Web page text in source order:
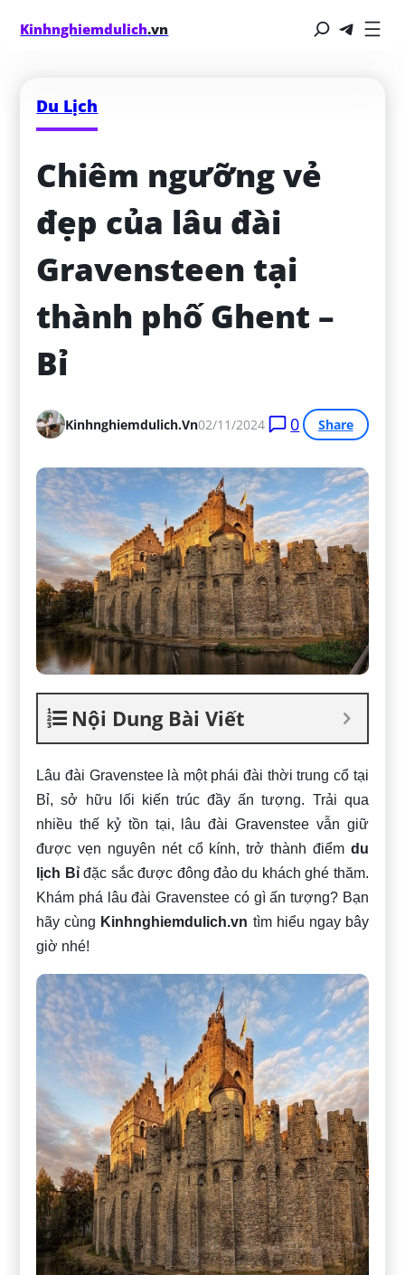
Kinhnghiemdulich.vn
Du Lịch
Chiêm ngưỡng vẻ
đẹp của lâu đài
Gravensteen tại
thành phố Ghent –
Bỉ
Kinhnghiemdulich.vn02/11/2024 0 Share
Nội Dung Bài Viết
Lâu đài Gravenstee là một phái đài thời trung cổ tại
Bỉ, sở hữu lối kiến trúc đầy ấn tượng. Trải qua
nhiều thế kỷ tồn tại, lâu đài Gravenstee vẫn giữ
được vẹn nguyên nét cổ kính, trở thành điểm du
lịch Bỉđặc sắc được đông đảo du khách ghé thăm.
Khám phá lâu đài Gravenstee có gì ấn tượng? Bạn
hãy cùng Kinhnghiemdulich.vn tìm hiểu ngay bây
giờ nhé!